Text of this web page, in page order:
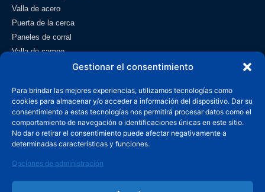
Gestionar el consentimiento
Para brindar las mejores experiencias, utilizamos tecnologías como
cookies para almacenar y/o acceder a información del dispositivo. Dar su
consentimiento a estas tecnologías nos permitirá procesar datos como el
comportamiento de navegación o identificaciones únicas en este sitio.
No dar o retirar el consentimiento puede afectar negativamente a
determinadas características y funciones.
Opciones de administración
Valla de acero
Puerta de la cerca
Paneles de corral
Valla de campo
Contacto
info@wiremeshmfg.com
+86-180-3192-9999